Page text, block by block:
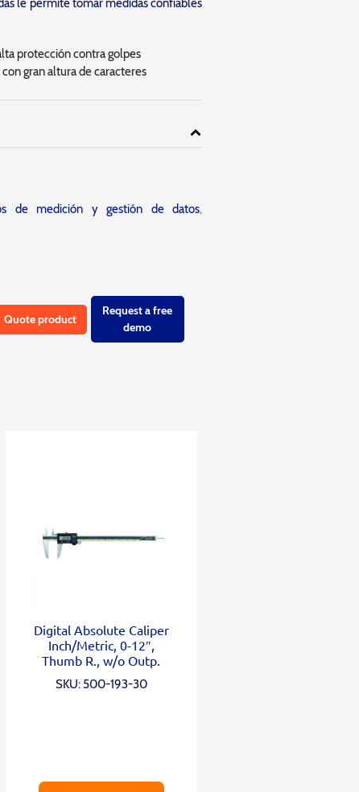
le permite tomar medidas confiables
protección contra golpes
gran altura de caracteres
de medición y gestión de datos,
Quote product
Request a free
demo
Digital Absolute Caliper
Inch/Metric, 0-12″,
Thumb R., w/o Outp.
SKU: 500-193-30